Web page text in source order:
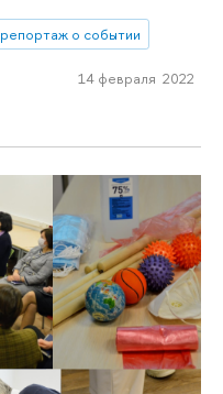
репортаж о событии
14 февраля 2022